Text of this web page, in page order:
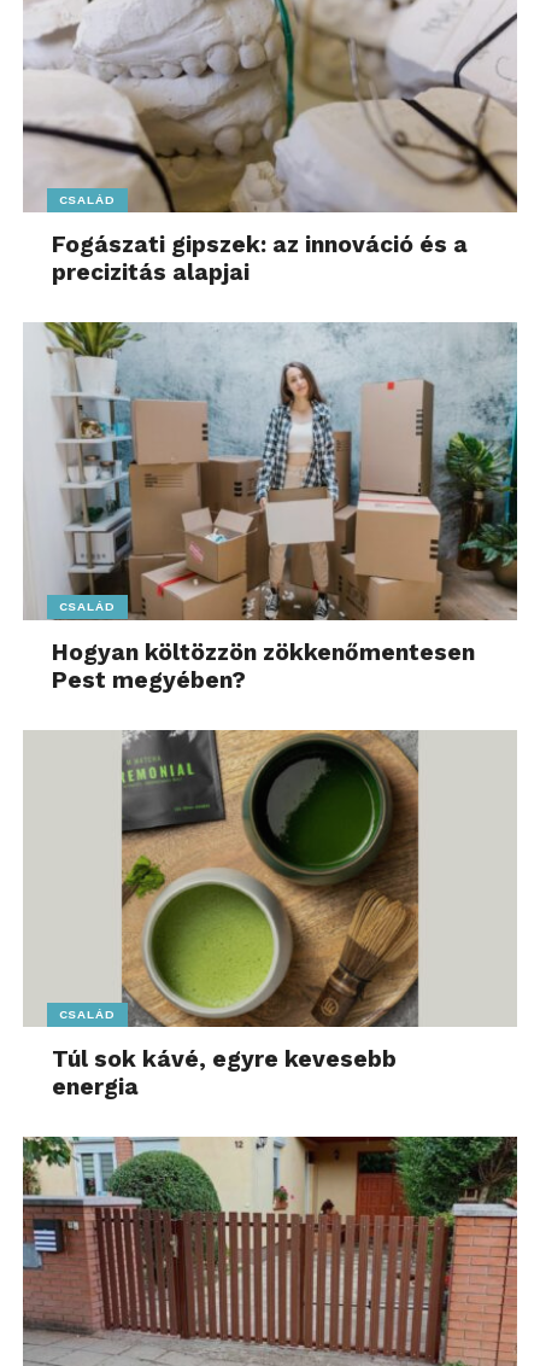
CSALÁD
Fogászati gipszek: az innováció és a
precizitás alapjai
CSALÁD
Hogyan költözzön zökkenőmentesen
Pest megyében?
CSALÁD
Túl sok kávé, egyre kevesebb
energia